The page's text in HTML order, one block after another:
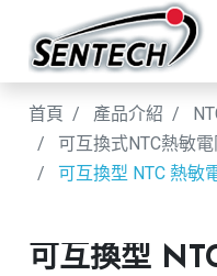
首頁 產品介紹
可互換式NTC熱敏電
可互換型 NTC 熱敏
可互換型